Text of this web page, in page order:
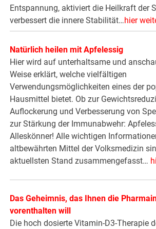
Entspannung, aktiviert die Heilkraft der
verbessert die innere Stabilität…hier
Natürlich heilen mit Apfelessig
Hier wird auf unterhaltsame und
Weise erklärt, welche vielfältigen
Verwendungsmöglichkeiten eines der
Hausmittel bietet. Ob zur
Auflockerung und Verbesserung von
zur Stärkung der Immunabwehr:
Alleskönner! Alle wichtigen
altbewährten Mittel der Volksmedizin
aktuellsten Stand zusammengefasst…
Das Geheimnis, das Ihnen die
vorenthalten will
Die hoch dosierte Vitamin-D3-Therapie